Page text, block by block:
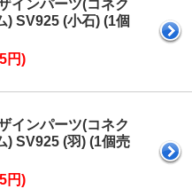
インパーツ(コネク
) SV925 (小石) (1個
円)
インパーツ(コネク
) SV925 (羽) (1個売
円)